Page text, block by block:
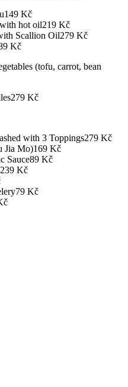
149 Kč
hot oil219 Kč
Scallion Oil279 Kč
Kč
(tofu, carrot, bean
279 Kč
with 3 Toppings279 Kč
Jia Mo)169 Kč
Sauce89 Kč
239 Kč
79 Kč